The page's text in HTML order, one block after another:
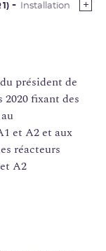
1)
Installation
président de
2020 fixant des
et A2 et aux
réacteurs
A2